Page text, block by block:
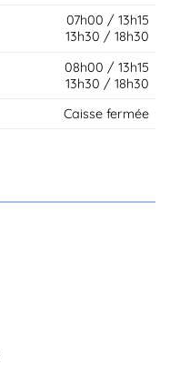
07h00 / 13h15
13h30 / 18h30
08h00 / 13h15
13h30 / 18h30
Caisse fermée